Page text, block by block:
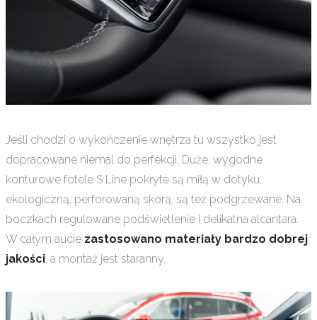
Jeśli chodzi o wykończenie wnętrza tu wszystko jest
dopracowane niemal do perfekcji. Duże, wygodne
konturowe fotele S Line pokryte są miłą w dotyku,
ekologiczną, perforowaną skórą, są też podgrzewane. Na
boczkach regulowane podświetlenie i delikatna alcantara.
W całym aucie zastosowano materiały bardzo dobrej
jakości, a montaż jest staranny.